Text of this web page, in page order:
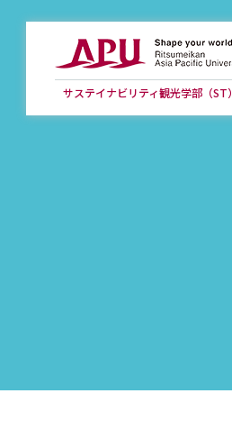
サステイナビリティ観光学部（ST）